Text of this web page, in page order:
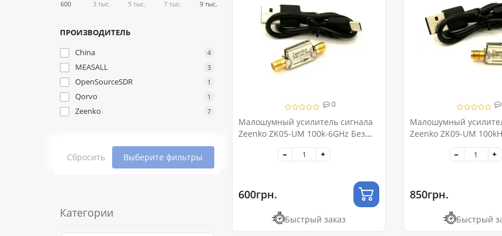
600 3 тыс. 5 тыс. 7 тыс. 9 тыс.
ПРОИЗВОДИТЕЛЬ
China
4
MEASALL 3
OpenSourceSDR 1
Qorvo 1
Zeenko 7
Сбросить Выберите фильтры
Категории
0
Малошумный усилитель сигнала
Zeenko ZK05-UM 100k-6GHz Без
аккумулятора
600грн.
Быстрый заказ
Малошумный
Zeenko ZK09-UM
21dB Без аккумулятора
850грн.
Быстрый